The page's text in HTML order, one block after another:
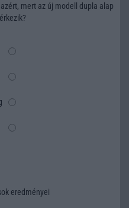
mert az új modell dupla alap
eredményei